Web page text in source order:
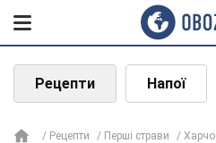
Рецепти Напої
Рецепти Перші страви Харчо